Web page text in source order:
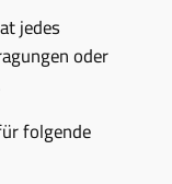
jedes
oder
folgende